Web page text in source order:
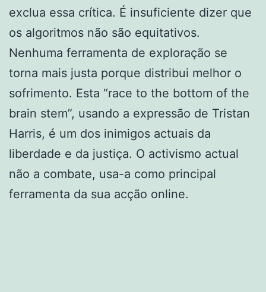
exclua essa crítica. É insuficiente dizer que
os algoritmos não são equitativos.
Nenhuma ferramenta de exploração se
torna mais justa porque distribui melhor o
sofrimento. Esta “race to the bottom of the
brain stem”, usando a expressão de Tristan
Harris, é um dos inimigos actuais da
liberdade e da justiça. O activismo actual
não a combate, usa-a como principal
ferramenta da sua acção online.